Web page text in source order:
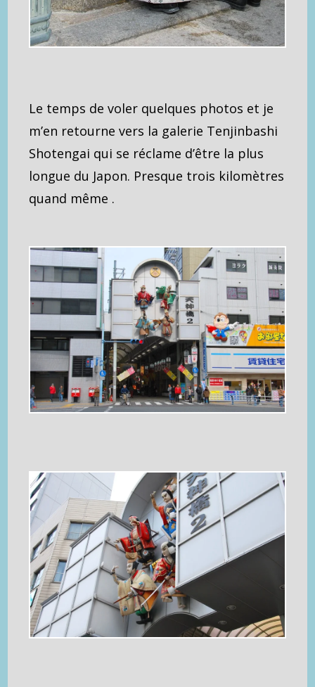
Le temps de voler quelques photos et je
m’en retourne vers la galerie Tenjinbashi
Shotengai qui se réclame d’être la plus
longue du Japon. Presque trois kilomètres
quand même .